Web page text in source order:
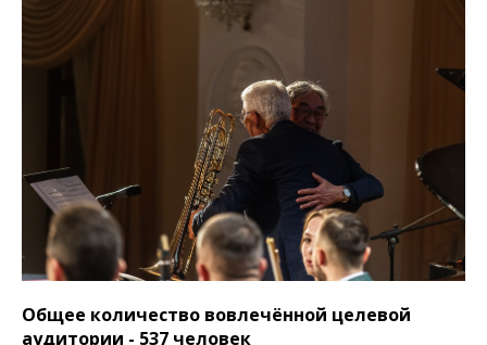
Общее количество вовлечённой целевой
аудитории - 537 человек